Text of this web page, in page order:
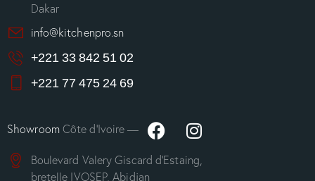
Dakar
info@kitchenpro.sn
+221 33 842 51 02
+221 77 475 24 69
ShowroomCôte d’Ivoire —
Boulevard Valery Giscard d’Estaing,
bretelle IVOSEP, Abidjan